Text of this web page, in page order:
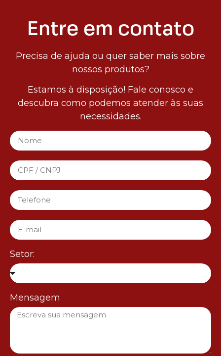
Entre em contato
Precisa de ajuda ou quer saber mais sobre
nossos produtos?
Estamos à disposição! Fale conosco e
descubra como podemos atender às suas
necessidades.
Setor:
Mensagem